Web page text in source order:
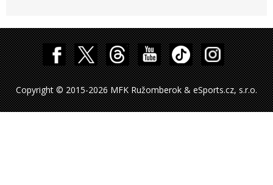
Copyright © 2015-2026 MFK Ružomberok & eSports.cz, s.r.o.